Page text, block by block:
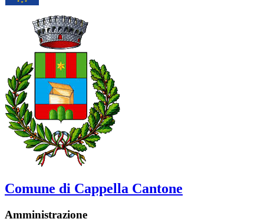
Comune di Cappella Cantone
Amministrazione